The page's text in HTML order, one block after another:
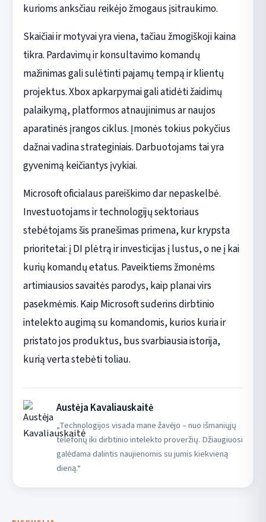
kurioms anksčiau reikėjo žmogaus įsitraukimo.
Skaičiai ir motyvai yra viena, tačiau žmogiškoji kaina
tikra. Pardavimų ir konsultavimo komandų
mažinimas gali sulėtinti pajamų tempą ir klientų
projektus. Xbox apkarpymai gali atidėti žaidimų
palaikymą, platformos atnaujinimus ar naujos
aparatinės įrangos ciklus. Įmonės tokius pokyčius
dažnai vadina strateginiais. Darbuotojams tai yra
gyvenimą keičiantys įvykiai.
Microsoft oficialaus pareiškimo dar nepaskelbė.
Investuotojams ir technologijų sektoriaus
stebėtojams šis pranešimas primena, kur krypsta
prioritetai: į DI plėtrą ir investicijas į lustus, o ne į kai
kurių komandų etatus. Paveiktiems žmonėms
artimiausios savaitės parodys, kaip planai virs
pasekmėmis. Kaip Microsoft suderins dirbtinio
intelekto augimą su komandomis, kurios kuria ir
pristato jos produktus, bus svarbiausia istorija,
kurią verta stebėti toliau.
Austėja Kavaliauskaitė
„Technologijos visada mane žavėjo – nuo išmaniųjų
telefonų iki dirbtinio intelekto proveržių. Džiaugiuosi
galėdama dalintis naujienomis su jumis kiekvieną
dieną.“